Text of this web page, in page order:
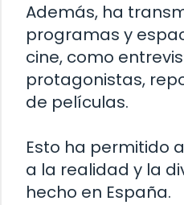
Además, ha
programas y
cine, como
protagonistas,
de películas.
Esto ha permitido
a la realidad y la
hecho en España.